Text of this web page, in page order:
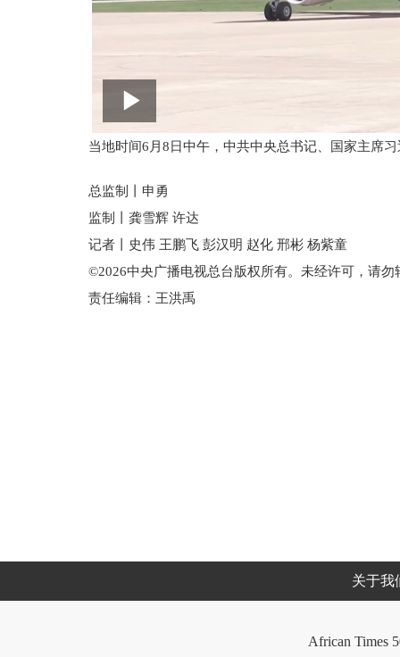
当地时间6月8日中午，中共中央总书记、国家主席
总监制丨申勇
监制丨龚雪辉 许达
记者丨史伟 王鹏飞 彭汉明 赵化 邢彬 杨紫童
©2026中央广播电视总台版权所有。未经许可，请勿
责任编辑：王洪禹
关于我
African Times